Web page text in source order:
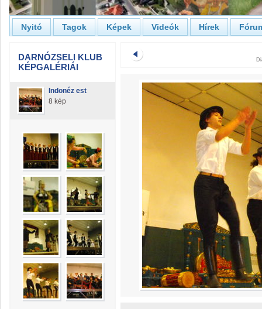
Nyitó Tagok Képek Videók Hírek
DARNÓZSELI KLUB
KÉPGALÉRIÁI
Indonéz est
8 kép